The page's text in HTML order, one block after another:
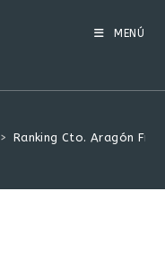
MENÚ
> Ranking Cto. Aragón